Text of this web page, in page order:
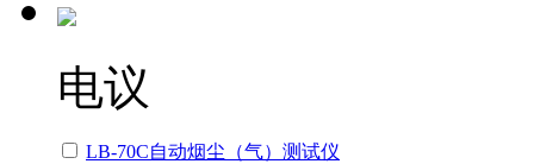
电议
LB-70C自动烟尘（气）测试仪